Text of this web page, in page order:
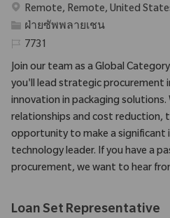
สถานที่
Remote, Remote, United
ประเภท
ฝ่ายซัพพลายเชน
รหัสที่จําเป็น
7731
Join our team as a Global
you'll lead strategic procurement
innovation in packaging solutions.
relationships and cost reduction,
opportunity to make a significant
technology leader. If you have a
procurement, we want to hear
Loan Set Representative